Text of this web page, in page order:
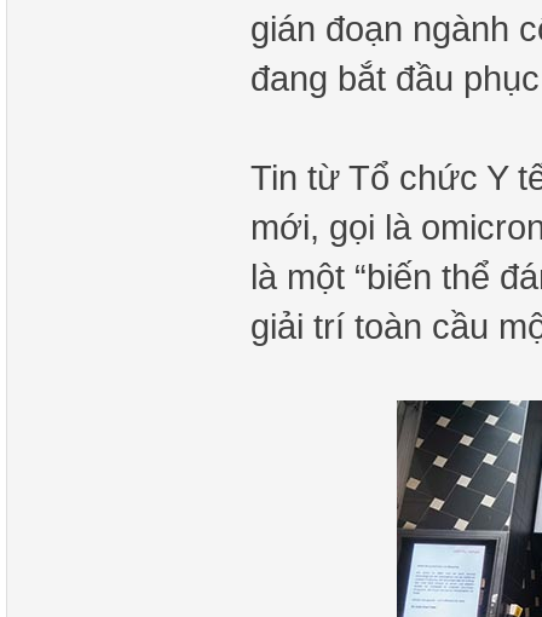
gián đoạn ngành
đang bắt đầu
Tin từ Tổ chức Y
mới, gọi là
là một “biến thể
giải trí toàn cầu